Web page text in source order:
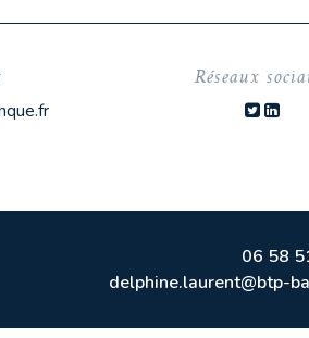
Réseaux
06 58
delphine.laurent@btp-